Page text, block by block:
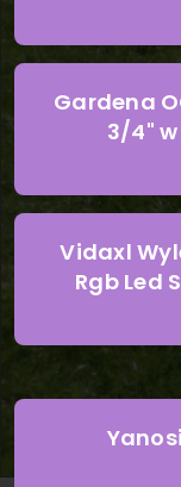
Gardena
3/4"
Vidaxl
Rgb Led